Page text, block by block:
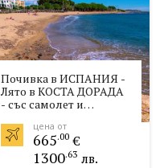
Почивка в ИСПАНИЯ -
Лято в КОСТА ДОРАДА
- със самолет и
български език!
цена от
665.00 €
1300.63 лв.